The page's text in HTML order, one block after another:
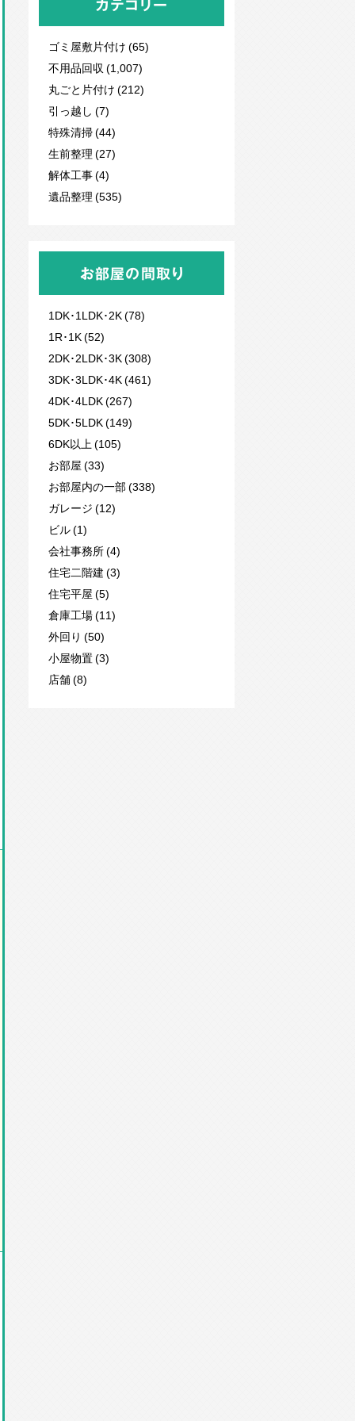
カテゴリー
ゴミ屋敷片付け (65)
不用品回収 (1,007)
丸ごと片付け (212)
引っ越し (7)
特殊清掃 (44)
生前整理 (27)
解体工事 (4)
遺品整理 (535)
お部屋の間取り
1DK･1LDK･2K (78)
1R･1K (52)
2DK･2LDK･3K (308)
3DK･3LDK･4K (461)
4DK･4LDK (267)
5DK･5LDK (149)
6DK以上 (105)
お部屋 (33)
お部屋内の一部 (338)
ガレージ (12)
ビル (1)
会社事務所 (4)
住宅二階建 (3)
住宅平屋 (5)
倉庫工場 (11)
外回り (50)
小屋物置 (3)
店舗 (8)